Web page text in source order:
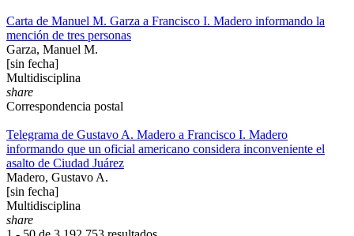
Carta de Manuel M. Garza a Francisco I. Madero informando la
mención de tres personas
Garza, Manuel M.
[sin fecha]
Multidisciplina
share
Correspondencia postal
Telegrama de Gustavo A. Madero a Francisco I. Madero
informando que un oficial americano considera inconveniente el
asalto de Ciudad Juárez
Madero, Gustavo A.
[sin fecha]
Multidisciplina
share